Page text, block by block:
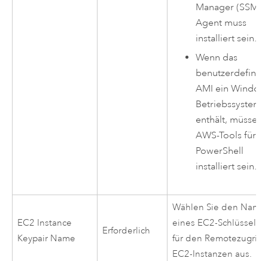
Manager (SSM)
Agent muss
installiert sein.
Wenn das
AMI ein
Betriebssystem
enthält, müssen
AWS-Tools für
PowerShell
installiert sein.
EC2 Instance
Keypair Name
Erforderlich
Wählen Sie den
eines EC2-
für den Remotezugriff
EC2-Instanzen aus.